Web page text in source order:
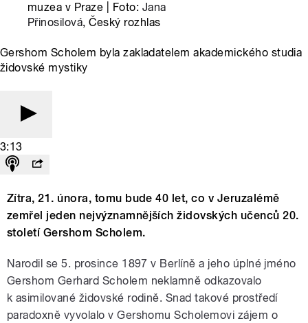
muzea v Praze | Foto: Jana
Přinosilová, Český rozhlas
Gershom Scholem byla zakladatelem akademického studia
židovské mystiky
3:13
Zítra, 21. února, tomu bude 40 let, co v Jeruzalémě
zemřel jeden nejvýznamnějších židovských učenců 20.
století Gershom Scholem.
Narodil se 5. prosince 1897 v Berlíně a jeho úplné jméno
Gershom Gerhard Scholem neklamně odkazovalo
k asimilované židovské rodině. Snad takové prostředí
paradoxně vyvolalo v Gershomu Scholemovi zájem o